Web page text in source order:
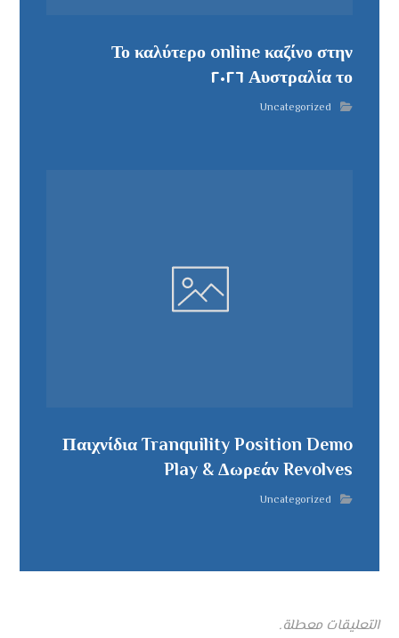
Το καλύτερο online καζίνο στην
Αυστραλία το ٢٠٢٦
Uncategorized
Παιχνίδια Tranquility Position Demo
Play & Δωρεάν Revolves
Uncategorized
التعليقات معطلة.